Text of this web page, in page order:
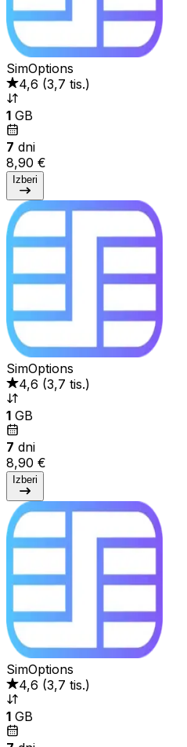
SimOptions
4,6 (3,7 tis.)
1 GB
7 dni
8,90 €
Izberi
SimOptions
4,6 (3,7 tis.)
1 GB
7 dni
8,90 €
Izberi
SimOptions
4,6 (3,7 tis.)
1 GB